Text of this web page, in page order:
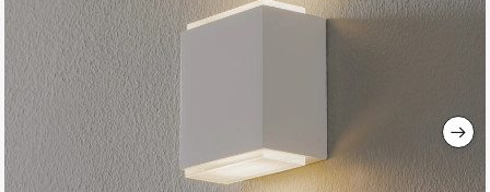
bildegalleri